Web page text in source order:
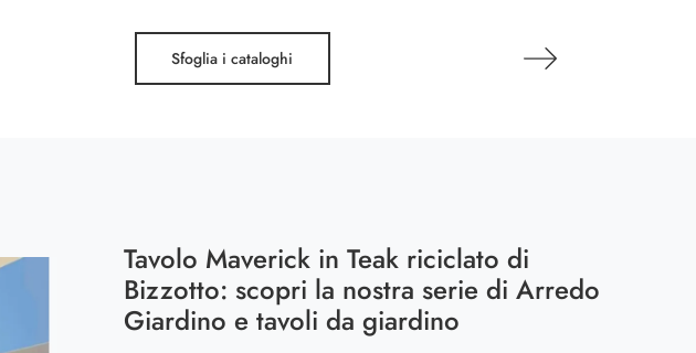
Sfoglia i cataloghi
Tavolo Maverick in Teak riciclato di
Bizzotto: scopri la nostra serie di Arredo
Giardino e tavoli da giardino